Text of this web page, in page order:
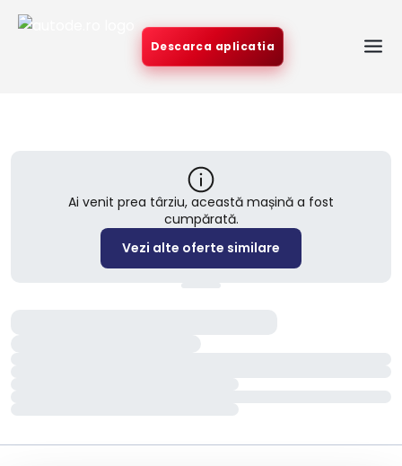
Descarca aplicatia
Ai venit prea târziu, această mașină a fost
cumpărată.
Vezi alte oferte similare